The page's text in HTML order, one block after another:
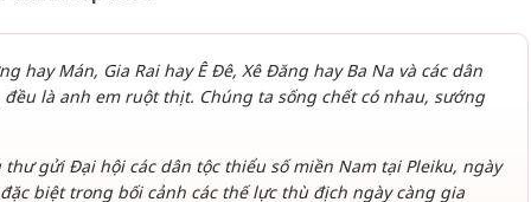
hay Mán, Gia Rai hay Ê Đê, Xê Đăng hay Ba Na và các dân
là anh em ruột thịt. Chúng ta sống chết có nhau, sướng
gửi Đại hội các dân tộc thiểu số miền Nam tại Pleiku, ngày
biệt trong bối cảnh các thế lực thù địch ngày càng gia